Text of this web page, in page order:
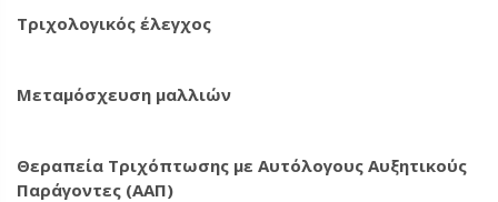
Τριχολογικός έλεγχος
Μεταμόσχευση μαλλιών
Θεραπεία Τριχόπτωσης με Αυτόλογους Αυξητικούς
Παράγοντες (ΑΑΠ)